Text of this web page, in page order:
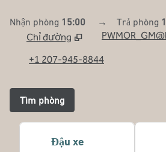
Nhận phòng 15:00 → Trả phòng
Chỉ đường
Mở tab mới
+1 207-945-8844
Tìm phòng
Đậu xe